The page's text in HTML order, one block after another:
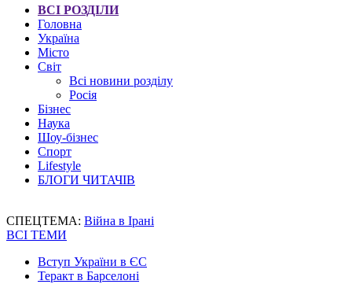
ВСІ РОЗДІЛИ
Головна
Україна
Місто
Світ
Всі новини розділу
Росія
Бізнес
Наука
Шоу-бізнес
Спорт
Lifestyle
БЛОГИ ЧИТАЧІВ
СПЕЦТЕМА: Війна в Ірані
ВСІ ТЕМИ
Вступ України в ЄС
Теракт в Барселоні